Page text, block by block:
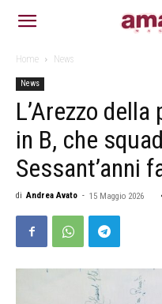
Home News
News
L’Arezzo
in B, che
Sessant’anni
di Andrea Avato - 15 Maggio 2026